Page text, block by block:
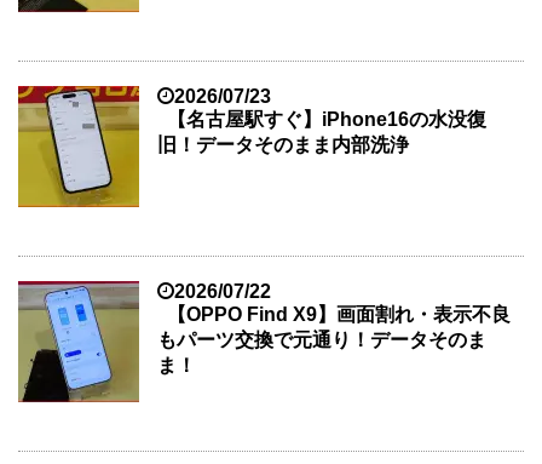
2026/07/23
【名古屋駅すぐ】iPhone16の水没復
旧！データそのまま内部洗浄
2026/07/22
【OPPO Find X9】画面割れ・表示不良
もパーツ交換で元通り！データそのま
ま！